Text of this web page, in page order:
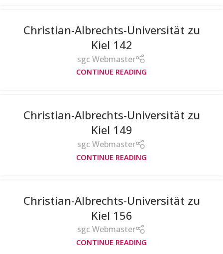
Christian-Albrechts-Universität zu
Kiel 142
sgc Webmaster
CONTINUE READING
Christian-Albrechts-Universität zu
Kiel 149
sgc Webmaster
CONTINUE READING
Christian-Albrechts-Universität zu
Kiel 156
sgc Webmaster
CONTINUE READING